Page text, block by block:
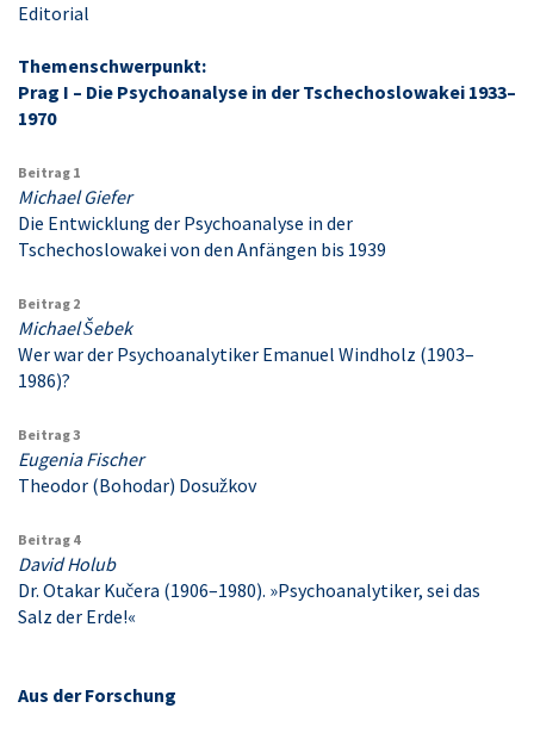
Editorial
Themenschwerpunkt:
Prag I – Die Psychoanalyse in der Tschechoslowakei 1933–
1970
Beitrag 1
Michael Giefer
Die Entwicklung der Psychoanalyse in der
Tschechoslowakei von den Anfängen bis 1939
Beitrag 2
Michael Šebek
Wer war der Psychoanalytiker Emanuel Windholz (1903–
1986)?
Beitrag 3
Eugenia Fischer
Theodor (Bohodar) Dosužkov
Beitrag 4
David Holub
Dr. Otakar Kučera (1906–1980). »Psychoanalytiker, sei das
Salz der Erde!«
Aus der Forschung